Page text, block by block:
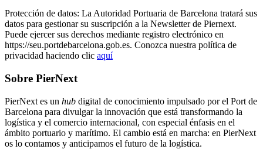
Protección de datos: La Autoridad Portuaria de Barcelona tratará sus
datos para gestionar su suscripción a la Newsletter de Piernext.
Puede ejercer sus derechos mediante registro electrónico en
https://seu.portdebarcelona.gob.es. Conozca nuestra política de
privacidad haciendo clic aquí
Sobre PierNext
PierNext es un hub digital de conocimiento impulsado por el Port de
Barcelona para divulgar la innovación que está transformando la
logística y el comercio internacional, con especial énfasis en el
ámbito portuario y marítimo. El cambio está en marcha: en PierNext
os lo contamos y anticipamos el futuro de la logística.